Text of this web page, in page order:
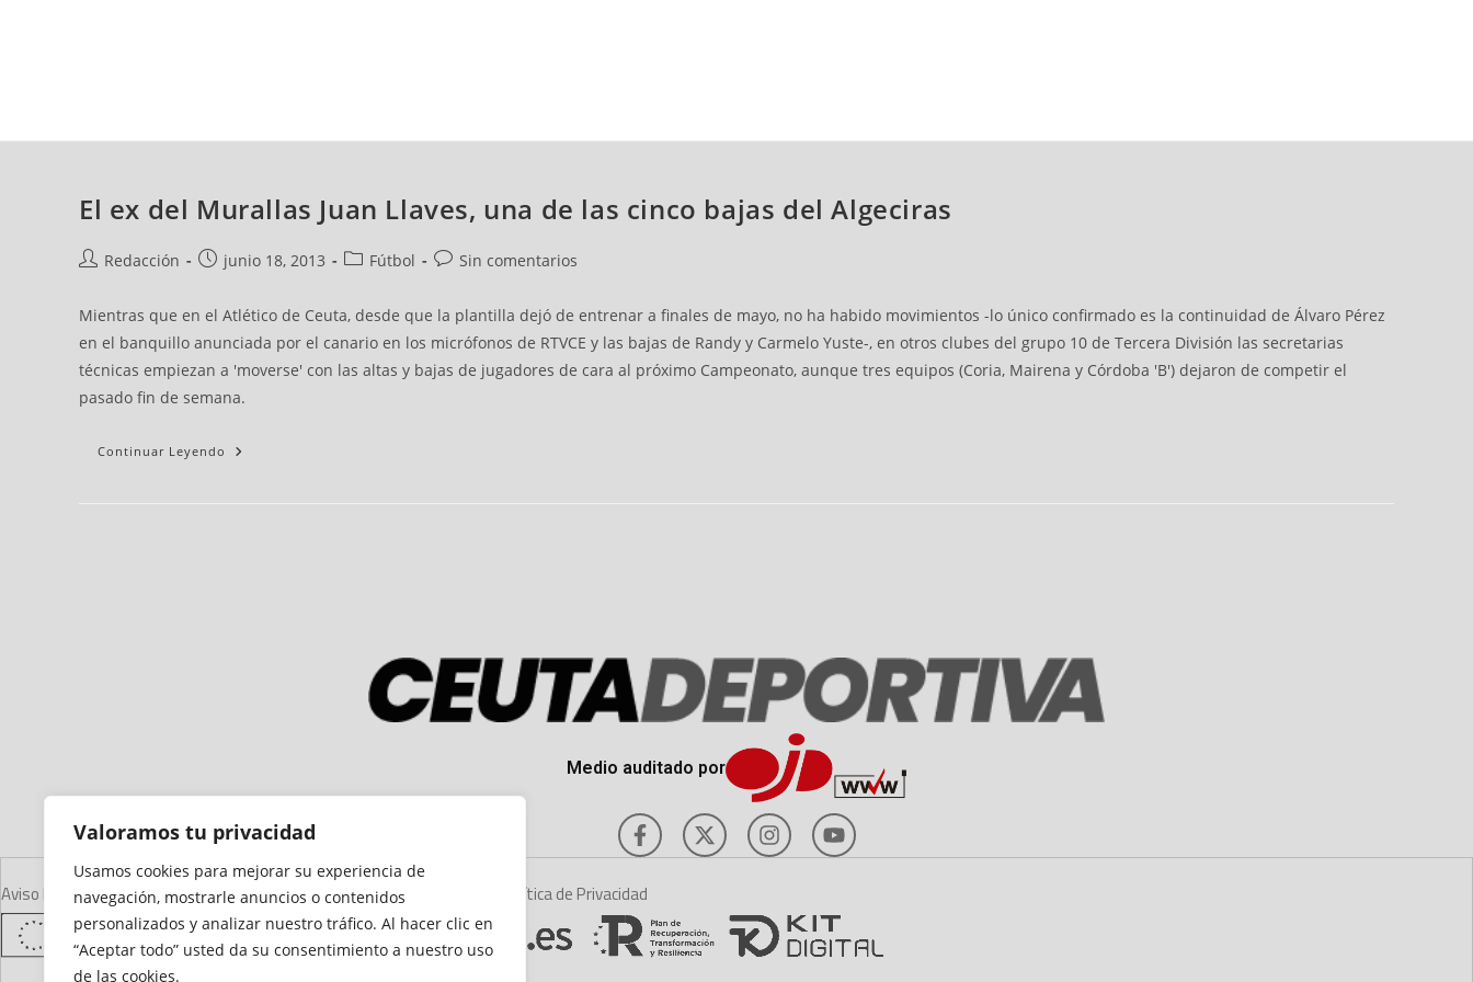
Valoramos tu privacidad
Usamos cookies para mejorar su experiencia de
navegación, mostrarle anuncios o contenidos
personalizados y analizar nuestro tráfico. Al hacer clic en
“Aceptar todo” usted da su consentimiento a nuestro uso
de las cookies.
El ex del Murallas Juan Llaves, una de las cinco bajas del Algeciras
Redacción junio 18, 2013 Fútbol Sin comentarios
Mientras que en el Atlético de Ceuta, desde que la plantilla dejó de entrenar a finales de mayo, no ha habido movimientos -lo único confirmado es la continuidad de Álvaro Pérez
en el banquillo anunciada por el canario en los micrófonos de RTVCE y las bajas de Randy y Carmelo Yuste-, en otros clubes del grupo 10 de Tercera División las secretarias
técnicas empiezan a 'moverse' con las altas y bajas de jugadores de cara al próximo Campeonato, aunque tres equipos (Coria, Mairena y Córdoba 'B') dejaron de competir el
pasado fin de semana.
Continuar Leyendo
Medio auditado por
Aviso LegalDeclaración de AccesibilidadMapa del SitioPolítica de Cookies Política de Privacidad